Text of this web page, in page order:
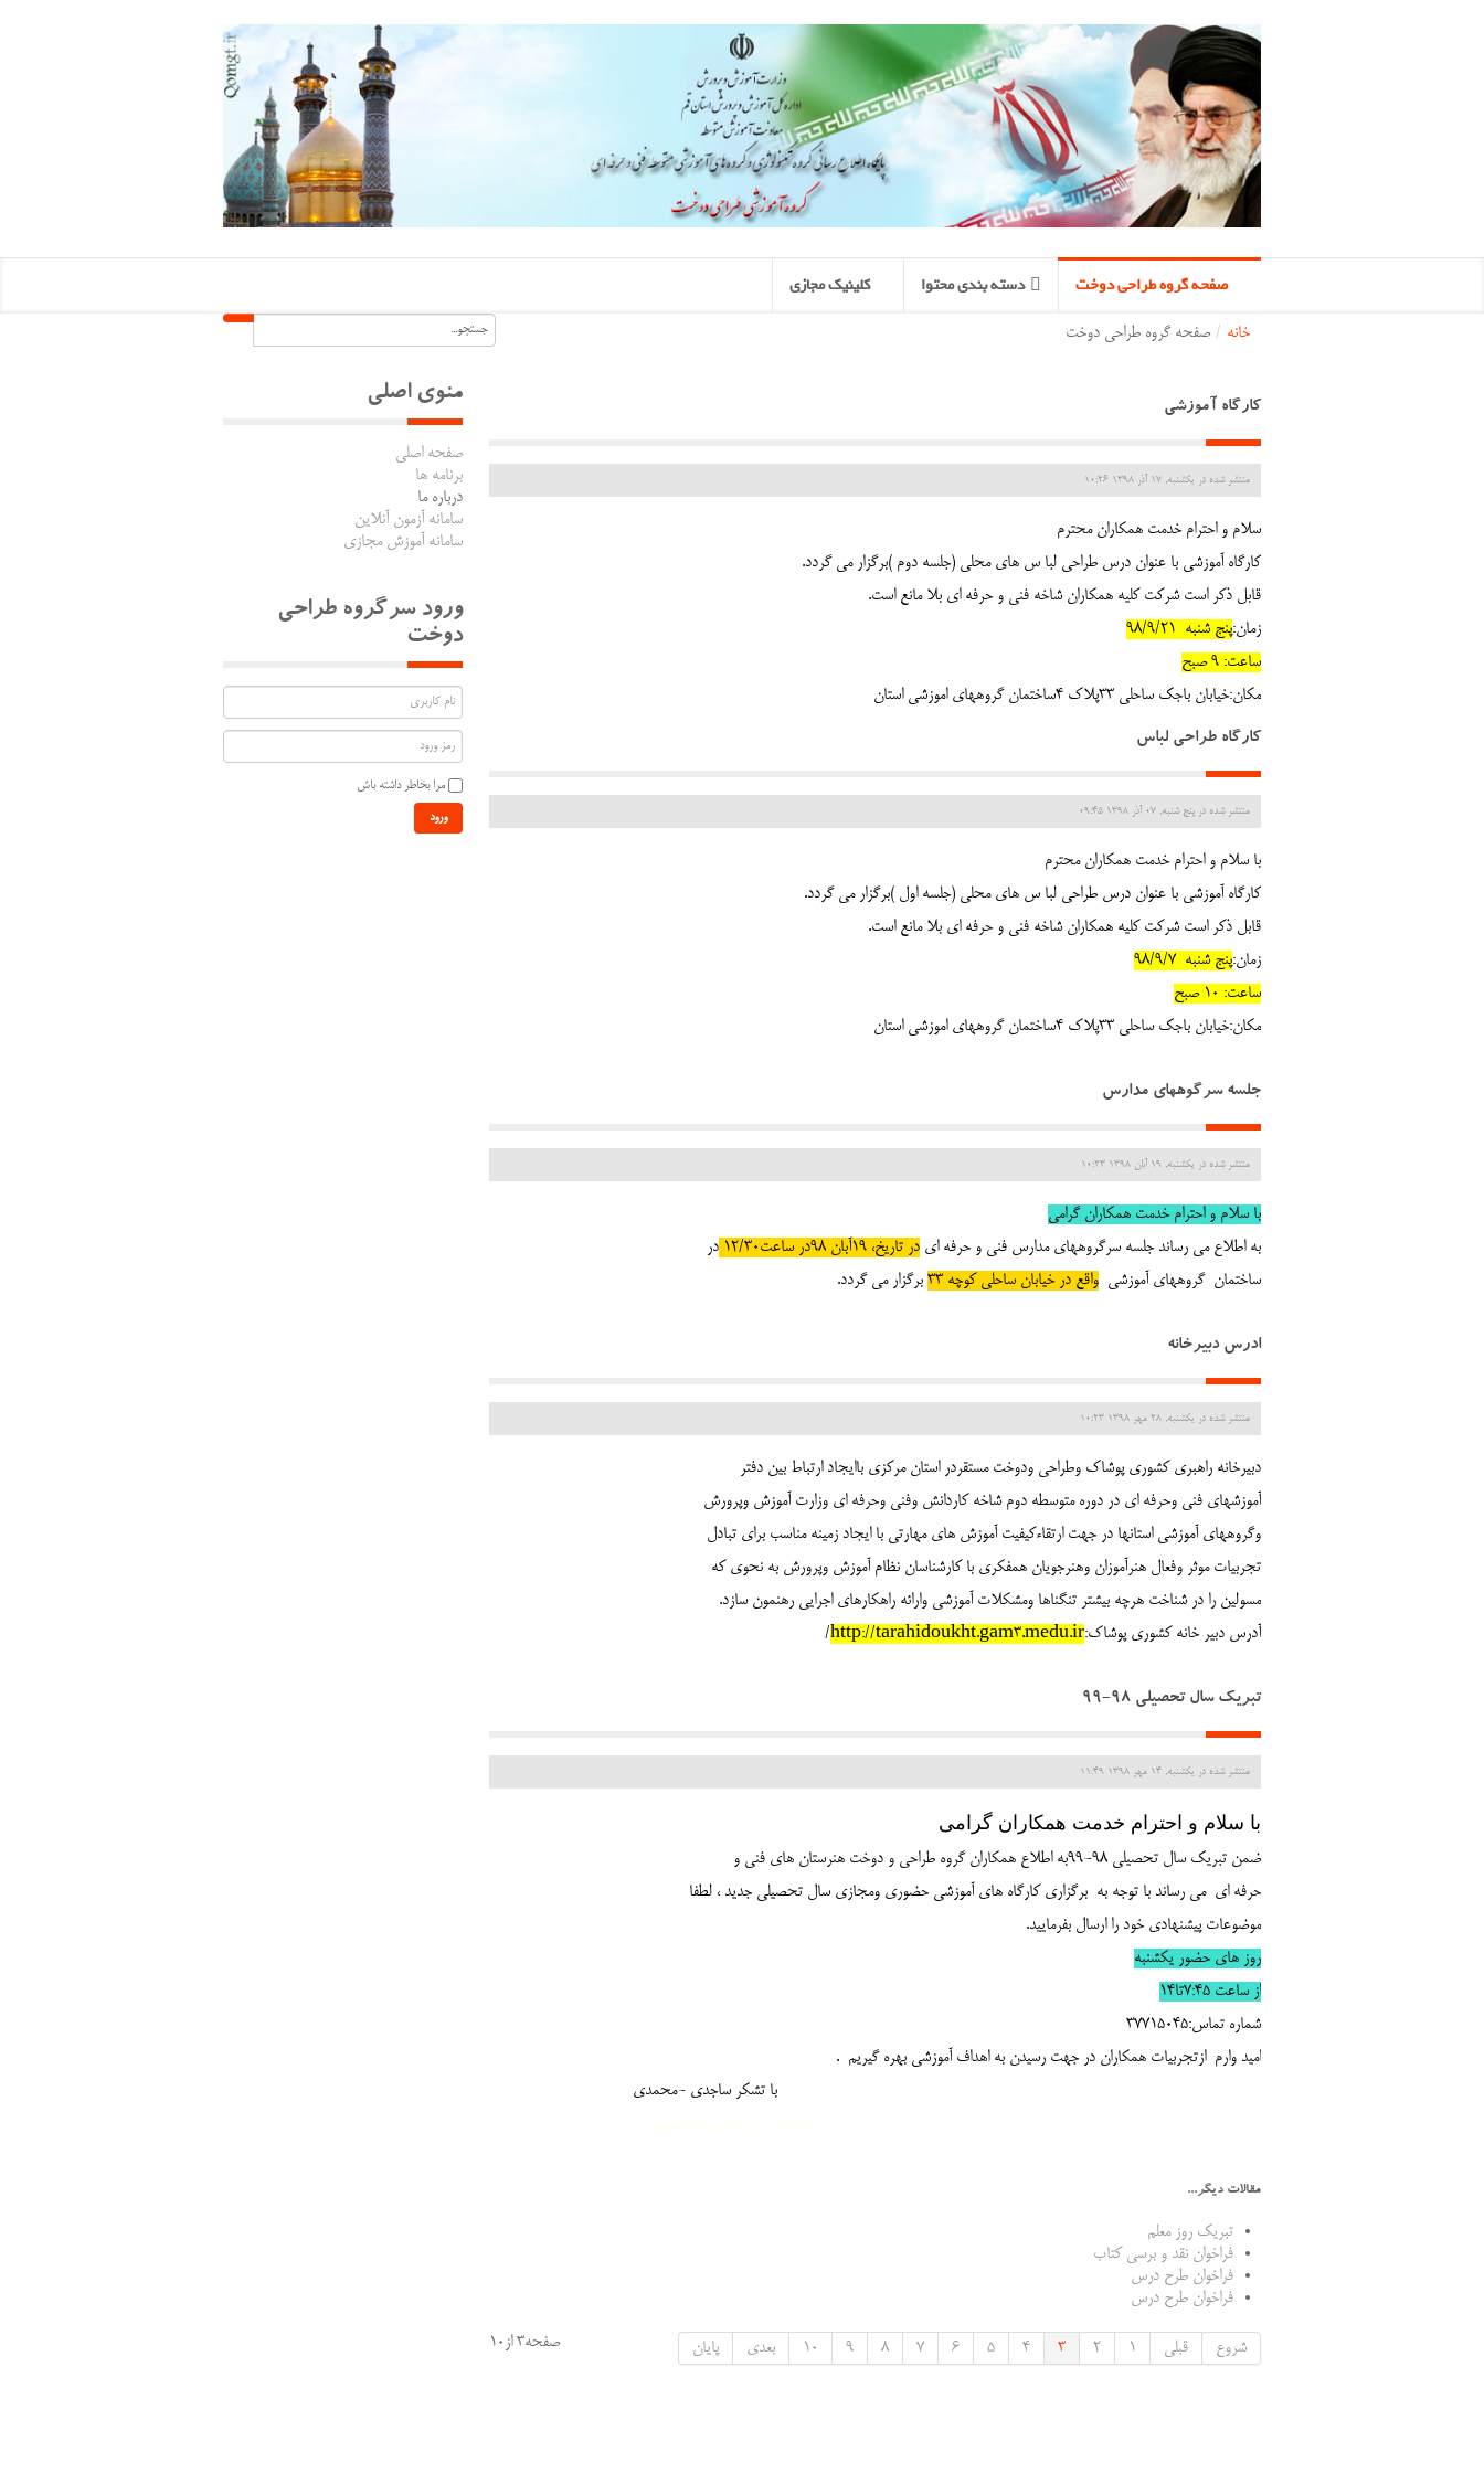
صفحه گروه طراحی دوخت دسته بندی محتوا کلینیک مجازی
خانه / صفحه گروه طراحی دوخت
کارگاه آموزشی
منتشر شده در یکشنبه, 17 آذر 1398 10:26
سلام و احترام خدمت همکاران محترم
کارگاه آموزشی با عنوان درس طراحی لبا س های محلی (جلسه دوم )برگزار می گردد.
قابل ذکر است شرکت کلیه همکاران شاخه فنی و حرفه ای بلا مانع است.
زمان:پنج شنبه 98/9/21
ساعت: 9 صبح
مکان:خیابان باجک ساحلی 33پلاک 4ساختمان گروههای اموزشی استان
کارگاه طراحی لباس
منتشر شده در پنج شنبه, 07 آذر 1398 09:45
با سلام و احترام خدمت همکاران محترم
کارگاه آموزشی با عنوان درس طراحی لبا س های محلی (جلسه اول )برگزار می گردد.
قابل ذکر است شرکت کلیه همکاران شاخه فنی و حرفه ای بلا مانع است.
زمان:پنج شنبه 98/9/7
ساعت: 10 صبح
مکان:خیابان باجک ساحلی 33پلاک 4ساختمان گروههای اموزشی استان
جلسه سرگوههای مدارس
منتشر شده در یکشنبه, 19 آبان 1398 10:23
با سلام و احترام خدمت همکاران گرامی
به اطلاع می رساند جلسه سرگروههای مدارس فنی و حرفه ای در تاریخ،
در
ساختمان گروههای آموزشی واقع در خیابان ساحلی کوچه 33 برگزار می گردد.
ادرس دبیرخانه
منتشر شده در یکشنبه, 28 مهر 1398 10:23
دبیرخانه راهبری کشوری پوشاک وطراحی ودوخت مستقردر استان مرکزی باایجاد ارتباط بین دفتر
آموزشهای فنی وحرفه ای در دوره متوسطه دوم شاخه کاردانش وفنی وحرفه ای وزارت آموزش وپرورش
وگروههای آموزشی استانها در جهت ارتقاءکیفیت آموزش های مهارتی با ایجاد زمینه مناسب برای تبادل
تجربیات موثر وفعال هنرآموزان وهنرجویان همفکری با کارشناسان نظام آموزش وپرورش به نحوی که
مسولین را در شناخت هرچه بیشتر تنگناها ومشکلات آموزشی وارائه راهکارهای اجرایی رهنمون سازد.
آدرس دبیر خانه کشوری پوشاک:http://tarahidoukht.gam3.medu.ir
/
تبریک سال تحصیلی 98-99
منتشر شده در یکشنبه, 14 مهر 1398 11:49
با سلام و احترام خدمت همکاران گرامی
ضمن تبریک سال تحصیلی 98-99به اطلاع همکاران گروه طراحی و دوخت هنرستان های فنی و
حرفه ای می رساند با توجه به برگزاری کارگاه های آموزشی حضوری ومجازی سال تحصیلی جدید ، لطفا
موضوعات پیشنهادی خود را ارسال بفرمایید.
روز های حضور یکشنبه
از ساعت 7:45تا14
شماره تماس:37715045
امید وارم ازتجربیات همکاران در جهت رسیدن به اهداف آموزشی بهره گیریم .
با تشکر ساجدی -محمدی
باتشکر ساجدی -محمدی
مقالات دیگر...
تبریک روز معلم
فراخوان نقد و برسی کتاب
فراخوان طرح درس
فراخوان طرح درس
صفحه3 از10 شروع قبلی 1
2
3
4
5
6
7
8
9
10 بعدی پایان
منوی اصلی
صفحه اصلی
برنامه ها
درباره ما
سامانه آزمون آنلاین
سامانه آموزش مجازی
ورود سرگروه طراحی
دوخت
مرا بخاطر داشته باش
ورود